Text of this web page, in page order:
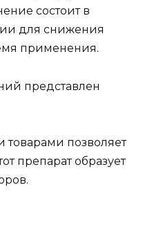
состоит в
для снижения
применения.
представлен
товарами позволяет
препарат образует